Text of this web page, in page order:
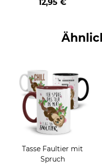
- rechteckig aus
12,95 €
Tasse Faultier mit
Spruch